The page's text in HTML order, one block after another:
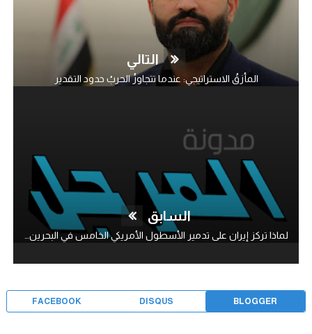
التالي
المأزقُ الاستراتيجي: عندما تتجاوزُ الحربُ حدود التقدير
السابق
لماذا تركز إيران على تدمير الأسطول الأمريكي الخامس في البحرين؟!
BLOGGER
DISQUS
FACEBOOK